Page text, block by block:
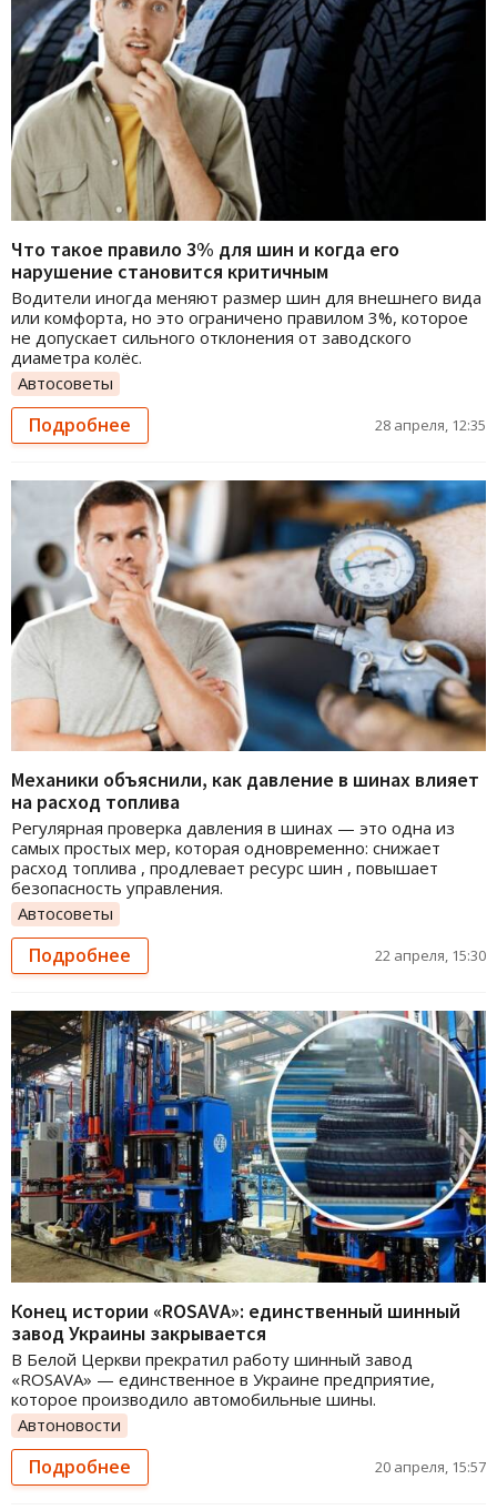
Что такое правило 3% для шин и когда его
нарушение становится критичным
Водители иногда меняют размер шин для внешнего вида
или комфорта, но это ограничено правилом 3%, которое
не допускает сильного отклонения от заводского
диаметра колёс.
Автосоветы
Подробнее 28 апреля, 12:35
Механики объяснили, как давление в шинах влияет
на расход топлива
Регулярная проверка давления в шинах — это одна из
самых простых мер, которая одновременно: снижает
расход топлива , продлевает ресурс шин , повышает
безопасность управления.
Автосоветы
Подробнее 22 апреля, 15:30
Конец истории «ROSAVA»: единственный шинный
завод Украины закрывается
В Белой Церкви прекратил работу шинный завод
«ROSAVA» — единственное в Украине предприятие,
которое производило автомобильные шины.
Автоновости
Подробнее 20 апреля, 15:57